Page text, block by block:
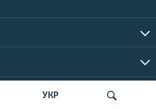
УКР
2026 | Все права защищены.